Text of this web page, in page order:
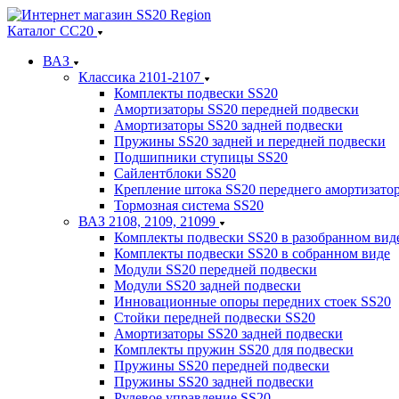
Каталог СС20
ВАЗ
Классика 2101-2107
Комплекты подвески SS20
Амортизаторы SS20 передней подвески
Амортизаторы SS20 задней подвески
Пружины SS20 задней и передней подвески
Подшипники ступицы SS20
Сайлентблоки SS20
Крепление штока SS20 переднего
Тормозная система SS20
ВАЗ 2108, 2109, 21099
Комплекты подвески SS20 в разобранном
Комплекты подвески SS20 в собранном виде
Модули SS20 передней подвески
Модули SS20 задней подвески
Инновационные опоры передних стоек SS20
Стойки передней подвески SS20
Амортизаторы SS20 задней подвески
Комплекты пружин SS20 для подвески
Пружины SS20 передней подвески
Пружины SS20 задней подвески